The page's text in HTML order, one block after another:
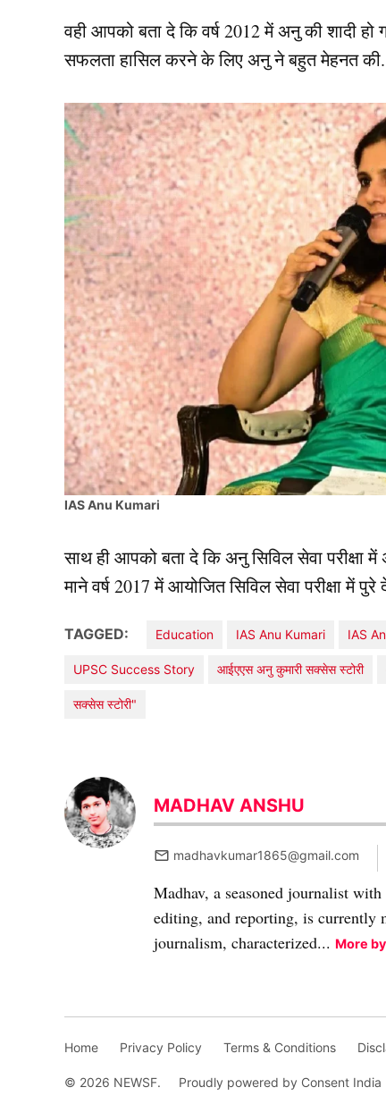
वही आपको बता दे कि वर्ष 2012 में अनु की शादी
सफलता हासिल करने के लिए अनु ने बहुत मेहनत की.
IAS Anu Kumari
साथ ही आपको बता दे कि अनु सिविल सेवा परीक्षा
माने वर्ष 2017 में आयोजित सिविल सेवा परीक्षा में
TAGGED: Education IAS Anu Kumari IAS
UPSC Success Story आईएएस अनु कुमारी सक्सेस स्टोरी
सक्सेस स्टोरी"
MADHAV ANSHU
madhavkumar1865@gmail.com
Madhav, a seasoned journalist
editing, and reporting, is currently
journalism, characterized... More
Home Privacy Policy Terms & Conditions
© 2026 NEWSF. Proudly powered by Consent India